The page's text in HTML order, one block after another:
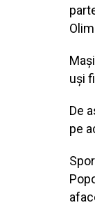
uși
De
pe